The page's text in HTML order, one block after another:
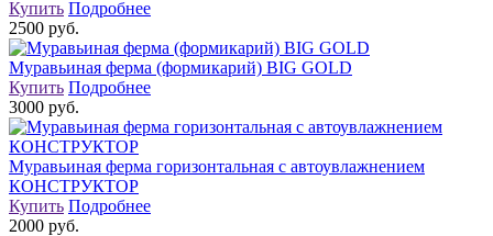
Купить Подробнее
2500 руб.
Муравьиная ферма (формикарий) BIG GOLD
Купить Подробнее
3000 руб.
Муравьиная ферма горизонтальная с автоувлажнением
КОНСТРУКТОР
Купить Подробнее
2000 руб.